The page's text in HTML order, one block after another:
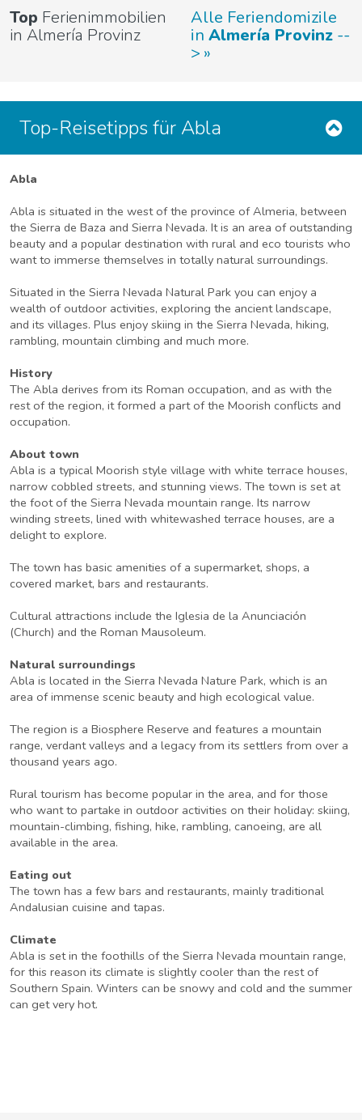
Top Ferienimmobilien
in Almería Provinz
Alle Feriendomizile
in Almería Provinz --
>
Top-Reisetipps für Abla
Abla
Abla is situated in the west of the province of Almeria, between
the Sierra de Baza and Sierra Nevada. It is an area of outstanding
beauty and a popular destination with rural and eco tourists who
want to immerse themselves in totally natural surroundings.
Situated in the Sierra Nevada Natural Park you can enjoy a
wealth of outdoor activities, exploring the ancient landscape,
and its villages. Plus enjoy skiing in the Sierra Nevada, hiking,
rambling, mountain climbing and much more.
History
The Abla derives from its Roman occupation, and as with the
rest of the region, it formed a part of the Moorish conflicts and
occupation.
About town
Abla is a typical Moorish style village with white terrace houses,
narrow cobbled streets, and stunning views. The town is set at
the foot of the Sierra Nevada mountain range. Its narrow
winding streets, lined with whitewashed terrace houses, are a
delight to explore.
The town has basic amenities of a supermarket, shops, a
covered market, bars and restaurants.
Cultural attractions include the Iglesia de la Anunciación
(Church) and the Roman Mausoleum.
Natural surroundings
Abla is located in the Sierra Nevada Nature Park, which is an
area of immense scenic beauty and high ecological value.
The region is a Biosphere Reserve and features a mountain
range, verdant valleys and a legacy from its settlers from over a
thousand years ago.
Rural tourism has become popular in the area, and for those
who want to partake in outdoor activities on their holiday: skiing,
mountain-climbing, fishing, hike, rambling, canoeing, are all
available in the area.
Eating out
The town has a few bars and restaurants, mainly traditional
Andalusian cuisine and tapas.
Climate
Abla is set in the foothills of the Sierra Nevada mountain range,
for this reason its climate is slightly cooler than the rest of
Southern Spain. Winters can be snowy and cold and the summer
can get very hot.